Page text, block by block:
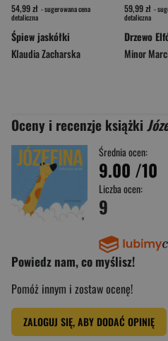
54,99 zł - sugerowana cena
detaliczna
Śpiew jaskółki
Klaudia Zacharska
59,99 zł -
detaliczna
Minor
Oceny i recenzje książki
Średnia ocen:
9.00 /10
Liczba ocen:
9
Powiedz nam, co myślisz!
Pomóż innym i zostaw ocenę!
ZALOGUJ SIĘ, ABY DODAĆ OPINIĘ